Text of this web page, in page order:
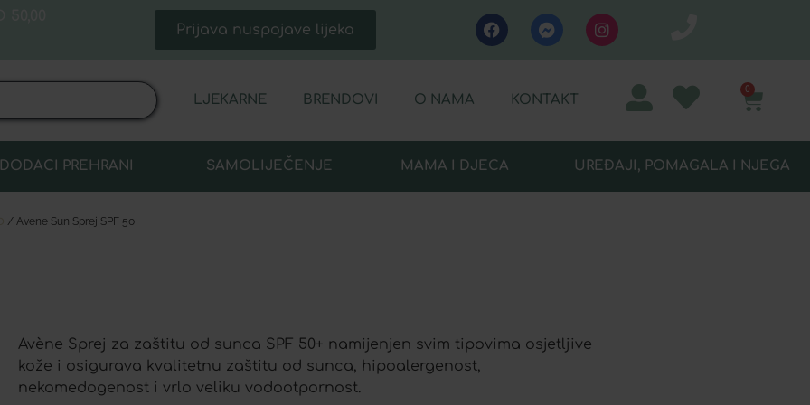
Prijava nuspojave lijeka
LJEKARNE BRENDOVI O NAMA KONTAKT
0
DODACI PREHRANI SAMOLIJEČENJE MAMA I DJECA UREĐAJI, POMAGALA I NJEGA
/ Avene Sun Sprej SPF 50+
Avène Sprej za zaštitu od sunca SPF 50+ namijenjen svim tipovima osjetljive
kože i osigurava kvalitetnu zaštitu od sunca, hipoalergenost,
nekomedogenost i vrlo veliku vodootpornost.